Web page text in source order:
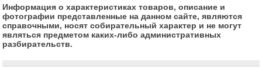
Информация о характеристиках товаров, описание и
фотографии представленные на данном сайте, являются
справочными, носят собирательный характер и не могут
являться предметом каких-либо административных
разбирательств.